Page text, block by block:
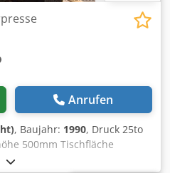
Anrufen
, Baujahr: 1990, Druck 25to
500mm Tischfläche
140mm Hub 130mm